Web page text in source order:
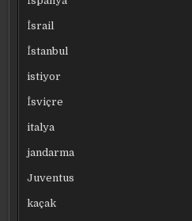
İsrail
İstanbul
istiyor
İsviçre
italya
jandarma
Juventus
kaçak